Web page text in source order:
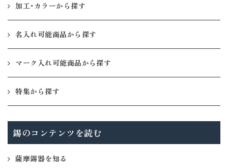
加工・カラーから探す
名入れ可能商品から探す
マーク入れ可能商品から探す
特集から探す
錫のコンテンツを読む
薩摩錫器を知る